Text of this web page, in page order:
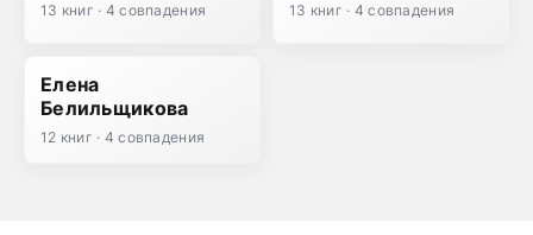
13 книг · 4 совпадения 13 книг · 4 совпадения
Елена
Белильщикова
12 книг · 4 совпадения